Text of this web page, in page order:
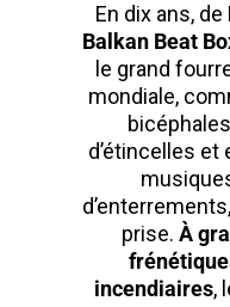
En dix ans,
Balkan Beat
le grand
mondiale,
d’étincelles et
prise. À
incendiaires,